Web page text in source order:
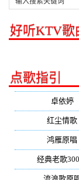
好听KTV歌
点歌指引
卓依婷
红尘情歌
鸿雁原唱
经典老歌